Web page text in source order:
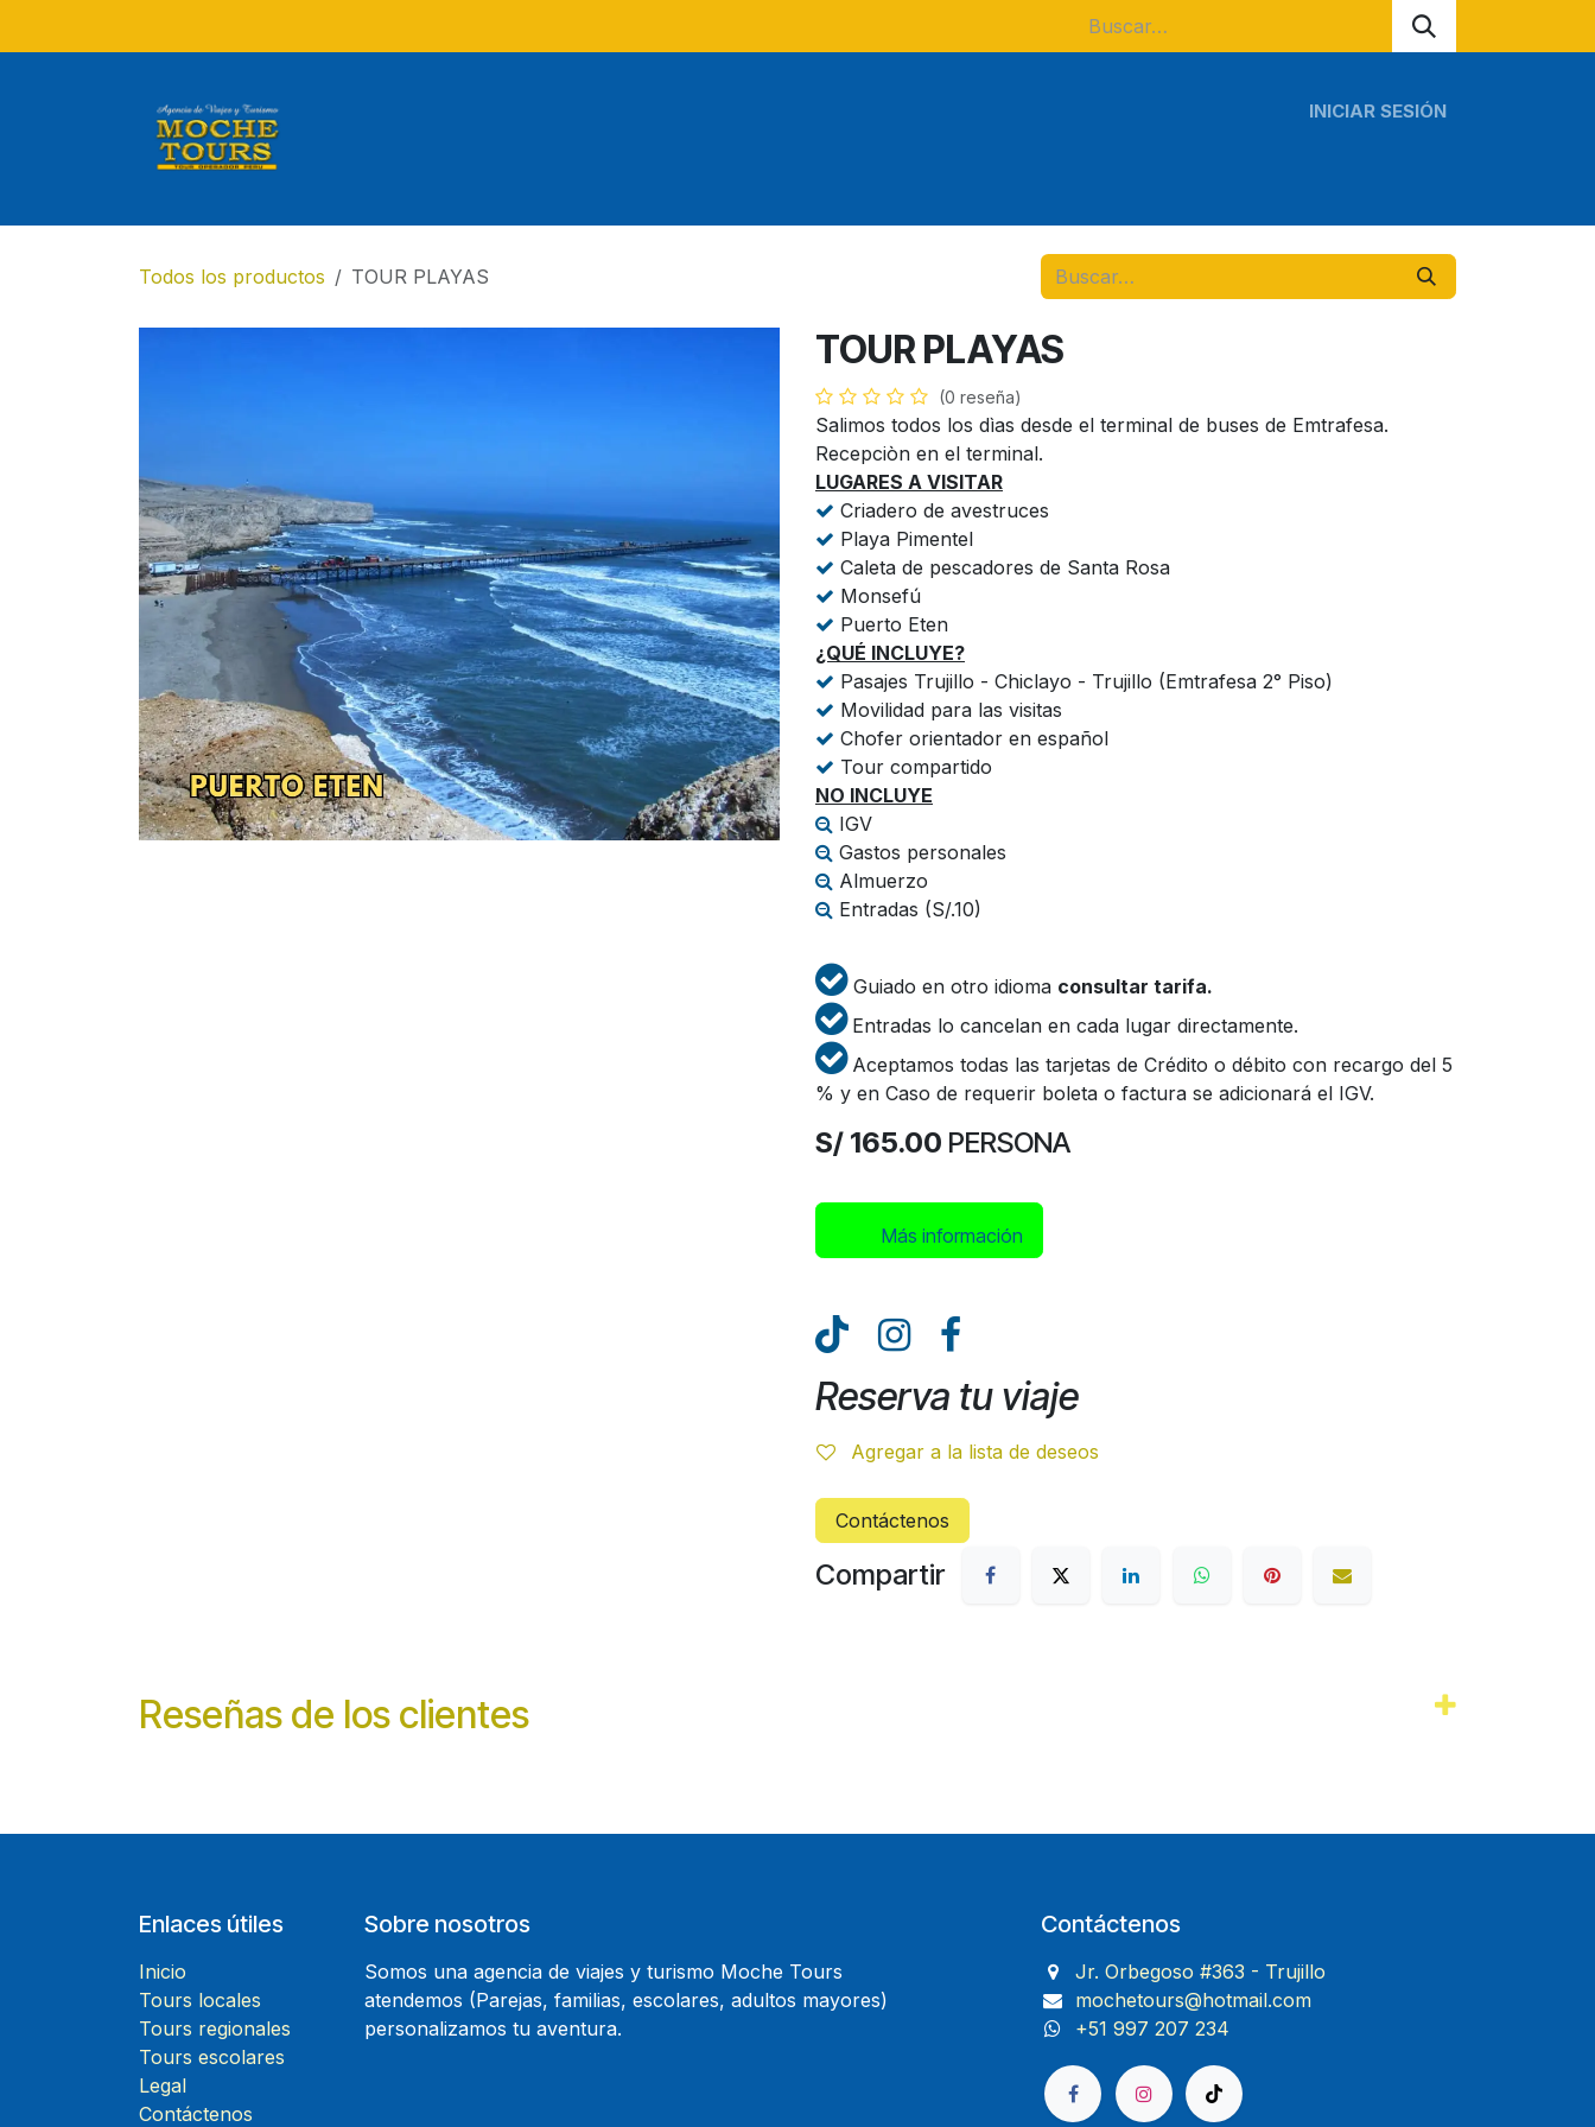
INICIAR SESIÓN
Todos los productos TOUR PLAYAS
TOUR PLAYAS
(0 reseña)
Salimos todos los dìas desde el terminal de buses de Emtrafesa.
Recepciòn en el terminal.
LUGARES A VISITAR
Criadero de avestruces
Playa Pimentel
Caleta de pescadores de Santa Rosa
Monsefú
Puerto Eten
¿QUÉ INCLUYE?
Pasajes Trujillo - Chiclayo - Trujillo (Emtrafesa 2° Piso)
Movilidad para las visitas
Chofer orientador en español
Tour compartido
NO INCLUYE
IGV
Gastos personales
Almuerzo
Entradas (S/.10)
Guiado en otro idioma consultar tarifa.
Entradas lo cancelan en cada lugar directamente.
Aceptamos todas las tarjetas de Crédito o débito con recargo del 5
% y en Caso de requerir boleta o factura se adicionará el IGV.
S/ 165.00 PERSONA
Más inform​​​​ación
Reserva tu viaje
Agregar a la lista de deseos
Contáctenos
Compartir
Reseñas de los clientes
Enlaces útiles
Inicio
Tours locales
Tours regionales
Tours escolares
Legal
Contáctenos
Sobre nosotros
Somos una agencia de viajes y turismo Moche Tours
atendemos (Parejas, familias, escolares, adultos mayores)
personalizamos tu aventura.
Contáctenos
Jr. Orbegoso #363 - Trujillo
mochetours@hotmail.com
+51 997 207 234